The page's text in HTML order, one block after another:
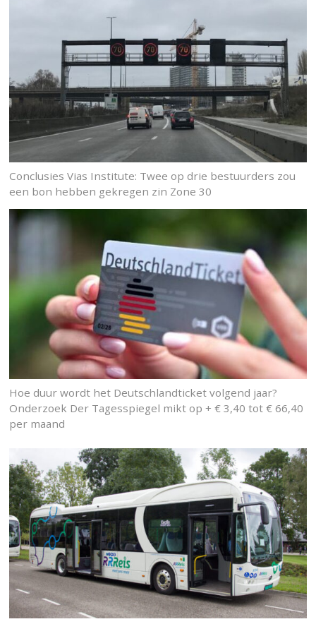
Conclusies Vias Institute: Twee op drie bestuurders zou
een bon hebben gekregen zin Zone 30
Hoe duur wordt het Deutschlandticket volgend jaar?
Onderzoek Der Tagesspiegel mikt op + € 3,40 tot € 66,40
per maand